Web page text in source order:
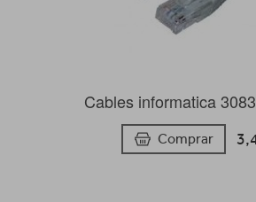
Cables informatica
Comprar